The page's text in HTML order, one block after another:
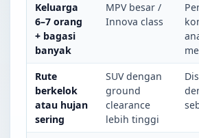
Keluarga
6–7 orang
+ bagasi
banyak
MPV besar /
Innova class
Rute
berkelok
atau hujan
sering
SUV dengan
ground
clearance
lebih tinggi